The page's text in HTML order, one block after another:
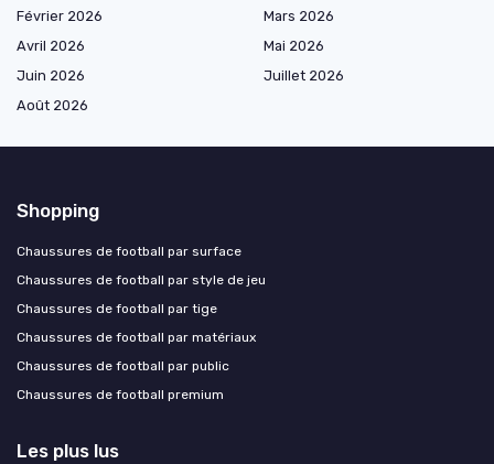
Février 2026
Mars 2026
Avril 2026
Mai 2026
Juin 2026
Juillet 2026
Août 2026
Shopping
Chaussures de football par surface
Chaussures de football par style de jeu
Chaussures de football par tige
Chaussures de football par matériaux
Chaussures de football par public
Chaussures de football premium
Les plus lus